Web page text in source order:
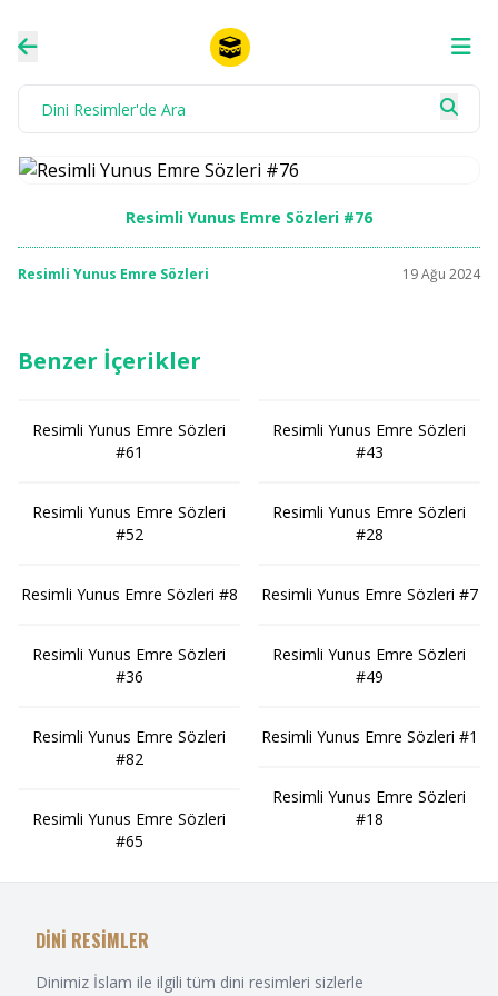
Resimli Yunus Emre Sözleri #76
Resimli Yunus Emre Sözleri 19 Ağu 2024
Benzer İçerikler
Resimli Yunus Emre Sözleri
#61
Resimli Yunus Emre Sözleri
#52
Resimli Yunus Emre Sözleri #8
Resimli Yunus Emre Sözleri
#36
Resimli Yunus Emre Sözleri
#82
Resimli Yunus Emre Sözleri
#65
Resimli Yunus Emre Sözleri
#43
Resimli Yunus Emre Sözleri
#28
Resimli Yunus Emre Sözleri #7
Resimli Yunus Emre Sözleri
#49
Resimli Yunus Emre Sözleri #1
Resimli Yunus Emre Sözleri
#18
DİNİ RESİMLER
Dinimiz İslam ile ilgili tüm dini resimleri sizlerle